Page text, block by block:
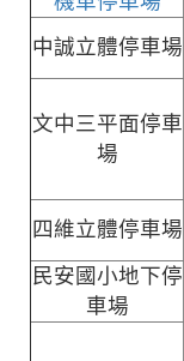
中誠立體停車場
文中三平面停車
場
四維立體停車場
民安國小地下停
車場